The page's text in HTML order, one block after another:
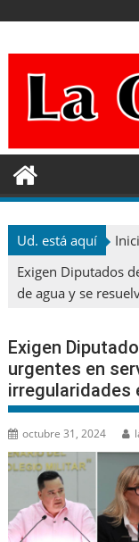
contenido
Ud. está aquí
Exigen Diputados
de agua y se
Exigen
urgentes en
irregularidades
octubre 31, 2024